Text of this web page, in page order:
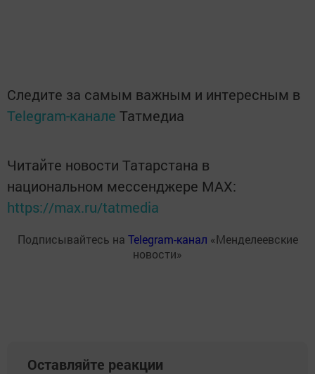
Следите за самым важным и интересным в
Telegram-канале Татмедиа
Читайте новости Татарстана в
национальном мессенджере MАХ:
https://max.ru/tatmedia
Подписывайтесь на Telegram-канал «Менделеевские
новости»
Оставляйте реакции